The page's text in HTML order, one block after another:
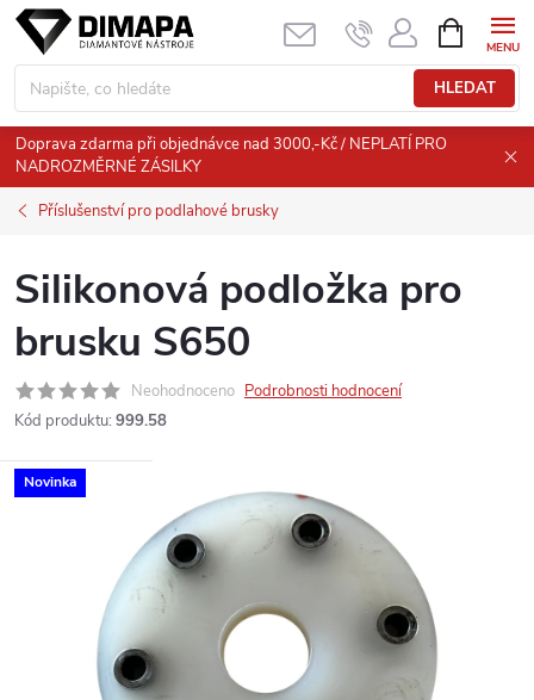
Přejít
obsah
HLEDAT
NÁKUPNÍ
KOŠÍK
Doprava zdarma při objednávce nad 3000,-Kč / NEPLATÍ PRO
NADROZMĚRNÉ ZÁSILKY
Příslušenství pro podlahové brusky
Silikonová podložka pro
brusku S650
Neohodnoceno Podrobnosti hodnocení
Kód produktu: 999.58
Novinka